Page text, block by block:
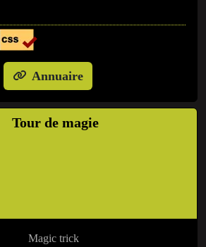
Annuaire
Tour de magie